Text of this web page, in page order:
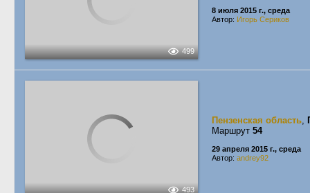
499
8 июля 2015 г., среда
Автор: Игорь Сериков
493
Пензенская область,
Маршрут 54
29 апреля 2015 г., среда
Автор: andrey92